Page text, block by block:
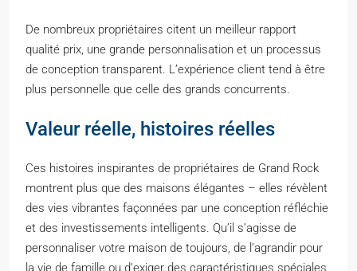
De nombreux propriétaires citent un meilleur rapport
qualité prix, une grande personnalisation et un processus
de conception transparent. L’expérience client tend à être
plus personnelle que celle des grands concurrents.
Valeur réelle, histoires réelles
Ces histoires inspirantes de propriétaires de Grand Rock
montrent plus que des maisons élégantes – elles révèlent
des vies vibrantes façonnées par une conception réfléchie
et des investissements intelligents. Qu’il s’agisse de
personnaliser votre maison de toujours, de l’agrandir pour
la vie de famille ou d’exiger des caractéristiques spéciales